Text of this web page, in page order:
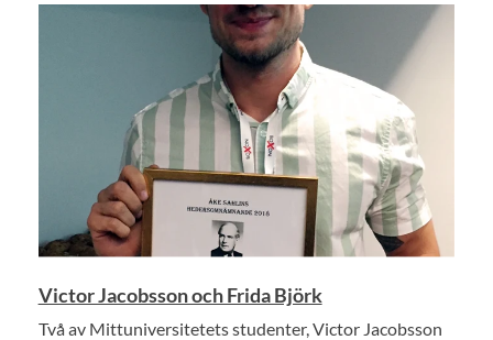
Victor Jacobsson och Frida Björk
Två av Mittuniversitetets studenter, Victor Jacobsson